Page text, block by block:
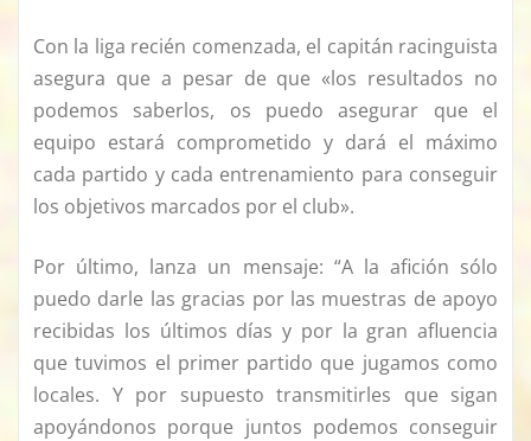
Con la liga recién comenzada, el capitán racinguista
asegura que a pesar de que «los resultados no
podemos saberlos, os puedo asegurar que el
equipo estará comprometido y dará el máximo
cada partido y cada entrenamiento para conseguir
los objetivos marcados por el club».
Por último, lanza un mensaje: “A la afición sólo
puedo darle las gracias por las muestras de apoyo
recibidas los últimos días y por la gran afluencia
que tuvimos el primer partido que jugamos como
locales. Y por supuesto transmitirles que sigan
apoyándonos porque juntos podemos conseguir